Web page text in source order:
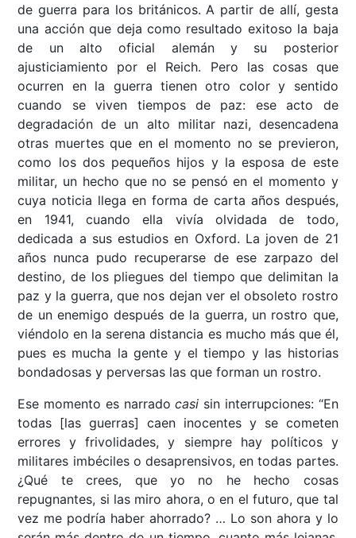
de guerra para los británicos. A partir de allí, gesta
una acción que deja como resultado exitoso la baja
de un alto oficial alemán y su posterior
ajusticiamiento por el Reich. Pero las cosas que
ocurren en la guerra tienen otro color y sentido
cuando se viven tiempos de paz: ese acto de
degradación de un alto militar nazi, desencadena
otras muertes que en el momento no se previeron,
como los dos pequeños hijos y la esposa de este
militar, un hecho que no se pensó en el momento y
cuya noticia llega en forma de carta años después,
en 1941, cuando ella vivía olvidada de todo,
dedicada a sus estudios en Oxford. La joven de 21
años nunca pudo recuperarse de ese zarpazo del
destino, de los pliegues del tiempo que delimitan la
paz y la guerra, que nos dejan ver el obsoleto rostro
de un enemigo después de la guerra, un rostro que,
viéndolo en la serena distancia es mucho más que él,
pues es mucha la gente y el tiempo y las historias
bondadosas y perversas las que forman un rostro.
Ese momento es narradocasi sin interrupciones: “En
todas [las guerras] caen inocentes y se cometen
errores y frivolidades, y siempre hay políticos y
militares imbéciles o desaprensivos, en todas partes.
¿Qué te crees, que yo no he hecho cosas
repugnantes, si las miro ahora, o en el futuro, que tal
vez me podría haber ahorrado? … Lo son ahora y lo